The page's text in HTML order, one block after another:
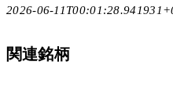
2026-06-
関連銘柄